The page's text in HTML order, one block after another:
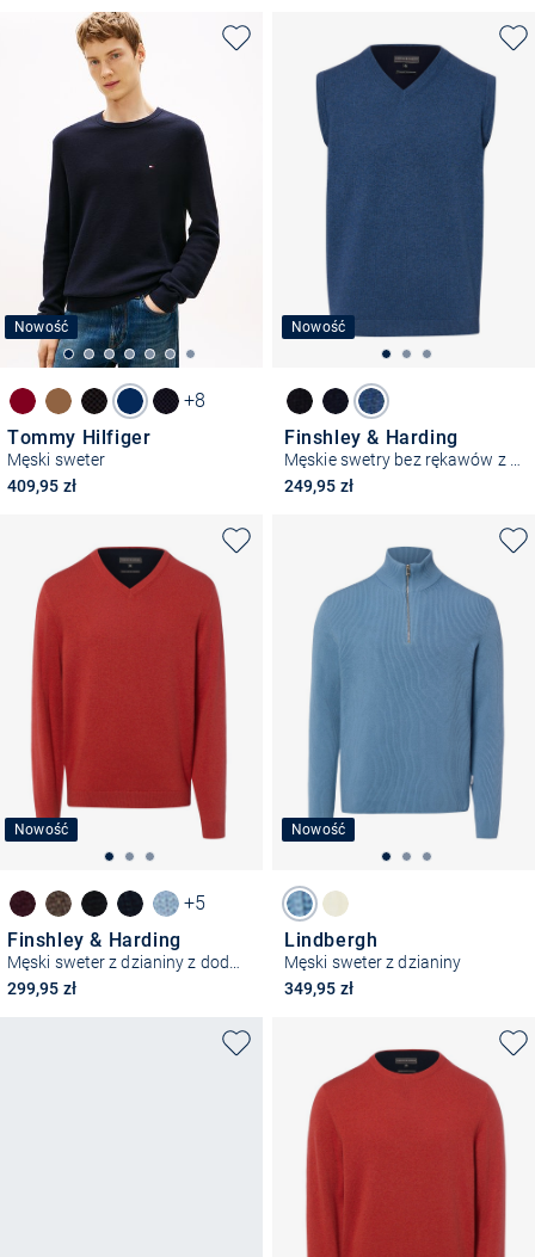
Nowość
+8
Tommy Hilfiger
Męski sweter
409,95 zł
Nowość
Finshley & Harding
249,95 zł
Nowość
+5
Finshley & Harding
299,95 zł
Nowość
Lindbergh
Męski sweter z dzianiny
349,95 zł